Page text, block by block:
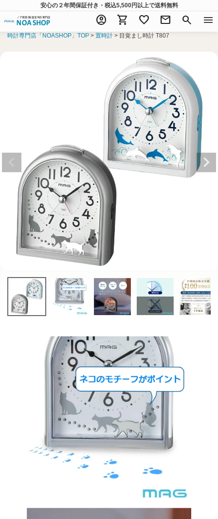
安心の２年間保証付き・税込5,500円以上で送料無料
account_circle shopping_cart favorite mail search menu
時計専門店「NOASHOP」TOP 置時計 目覚まし時計 T807